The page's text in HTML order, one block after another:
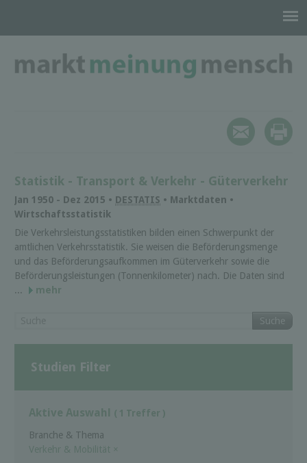
Statistik - Transport & Verkehr - Güterverkehr
Jan 1950 - Dez 2015 • DESTATIS • Marktdaten •
Wirtschaftsstatistik
Die Verkehrs­leistungs­statistiken bilden einen Schwer­punkt der
amtlichen Verkehrs­statistik. Sie weisen die Beförderungs­menge
und das Beförderungs­aufkommen im Güterverkehr sowie die
Beförderungs­leistungen (Tonnen­kilometer) nach. Die Daten sind
...
mehr
Suche
Studien Filter
Aktive Auswahl ( 1 Treffer )
Branche & Thema
Verkehr & Mobilität ×